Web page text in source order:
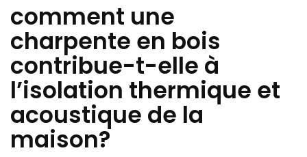
comment une
charpente en bois
contribue-t-elle à
l’isolation thermique et
acoustique de la
maison?